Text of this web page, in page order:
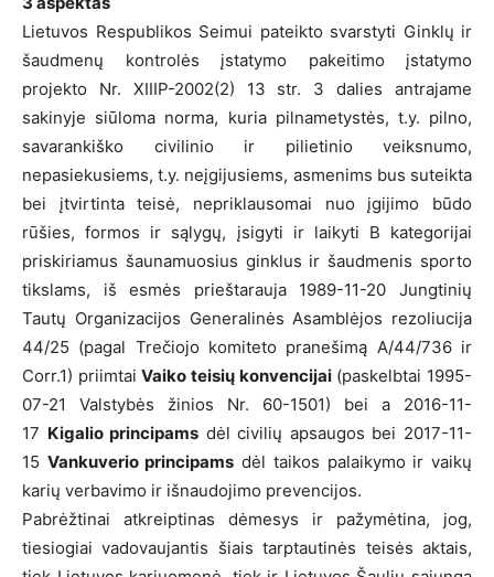
Lietuvos Respublikos Seimui pateikto svarstyti Ginklų ir
šaudmenų kontrolės įstatymo pakeitimo įstatymo
projekto Nr. XIIIP-2002(2) 13 str. 3 dalies antrajame
sakinyje siūloma norma, kuria pilnametystės, t.y. pilno,
savarankiško civilinio ir pilietinio veiksnumo,
nepasiekusiems, t.y. neįgijusiems, asmenims bus suteikta
bei įtvirtinta teisė, nepriklausomai nuo įgijimo būdo
rūšies, formos ir sąlygų, įsigyti ir laikyti B kategorijai
priskiriamus šaunamuosius ginklus ir šaudmenis sporto
tikslams, iš esmės prieštarauja 1989-11-20 Jungtinių
Tautų Organizacijos Generalinės Asamblėjos rezoliucija
44/25 (pagal Trečiojo komiteto pranešimą A/44/736 ir
Corr.1) priimtaiVaiko teisių konvencijai(paskelbtai 1995-
07-21 Valstybės žinios Nr. 60-1501) bei a 2016-11-
17 Kigalio principams dėl civilių apsaugos bei 2017-11-
15 Vankuverio principams dėl taikos palaikymo ir vaikų
karių verbavimo ir išnaudojimo prevencijos.
Pabrėžtinai atkreiptinas dėmesys ir pažymėtina, jog,
tiesiogiai vadovaujantis šiais tarptautinės teisės aktais,